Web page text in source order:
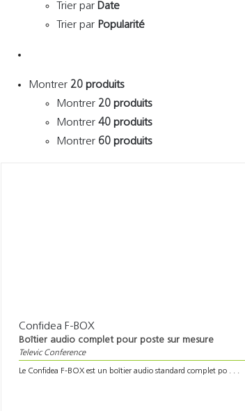
Trier parDate
Trier par Popularité
Montrer 20 produits
Montrer 20 produits
Montrer40 produits
Montrer 60 produits
Confidea F-BOX
Boîtier audio complet pour poste sur mesure
Televic Conference
Le Confidea F-BOX est un boîtier audio standard complet po . . .